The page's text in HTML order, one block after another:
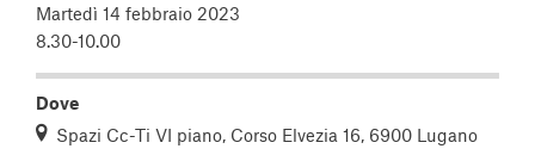
Martedì 14 febbraio 2023
8.30-10.00
Dove
Spazi Cc-Ti VI piano, Corso Elvezia 16, 6900 Lugano